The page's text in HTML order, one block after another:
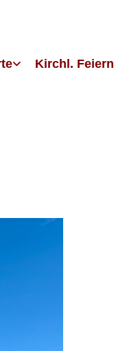
Kirchl. Feiern